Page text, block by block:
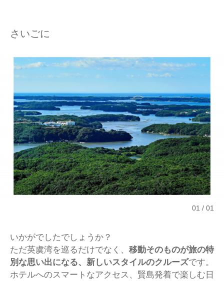
さいごに
01 01
いかがでしたでしょうか？
ただ英虞湾を巡るだけでなく、 移動そのものが旅の特
別な思い出になる、新しいスタイルのクルーズです。
ホテルへのスマートなアクセス、賢島発着で楽しむ日